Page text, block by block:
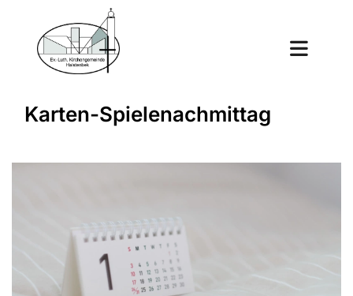
Karten-Spielenachmittag